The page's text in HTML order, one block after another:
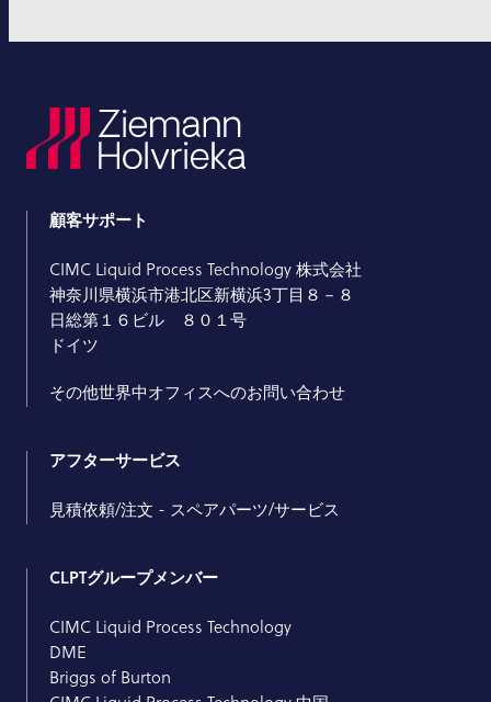
顧客サポート
CIMC Liquid Process Technology 株式会社
神奈川県横浜市港北区新横浜3丁目８－８
日総第１６ビル ８０１号
ドイツ
その他世界中オフィスへのお問い合わせ
アフターサービス
見積依頼/注文 - スペアパーツ/サービス
CLPTグループメンバー
CIMC Liquid Process Technology
DME
Briggs of Burton